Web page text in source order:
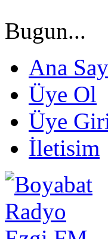
Bugun...
Ana
Üye Ol
Üye
İletisim